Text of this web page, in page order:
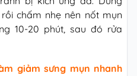
chấm nhẹ nên nốt mụn
10-20 phút, sau đó rửa
giảm sưng mụn nhanh